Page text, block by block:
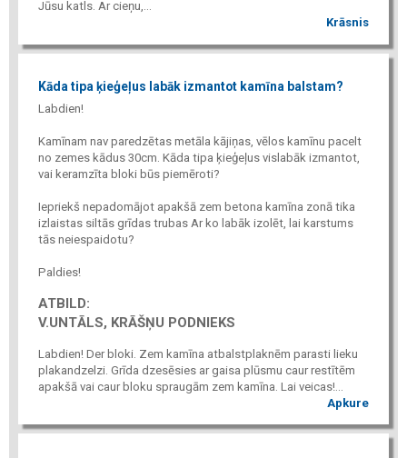
Jūsu katls. Ar cieņu,...
Krāsnis
Kāda tipa ķieģeļus labāk izmantot kamīna balstam?
Labdien!
Kamīnam nav paredzētas metāla kājiņas, vēlos kamīnu pacelt
no zemes kādus 30cm. Kāda tipa ķieģeļus vislabāk izmantot,
vai keramzīta bloki būs piemēroti?
Iepriekš nepadomājot apakšā zem betona kamīna zonā tika
izlaistas siltās grīdas trubas Ar ko labāk izolēt, lai karstums
tās neiespaidotu?
Paldies!
ATBILD:
V.UNTĀLS, KRĀŠŅU PODNIEKS
Labdien! Der bloki. Zem kamīna atbalstplaknēm parasti lieku
plakandzelzi. Grīda dzesēsies ar gaisa plūsmu caur restītēm
apakšā vai caur bloku spraugām zem kamīna. Lai veicas!...
Apkure